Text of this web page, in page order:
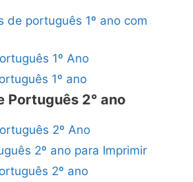
de português 1º ano com
1º Ano
1º ano
Português 2° ano
2º Ano
2º ano para Imprimir
2º ano